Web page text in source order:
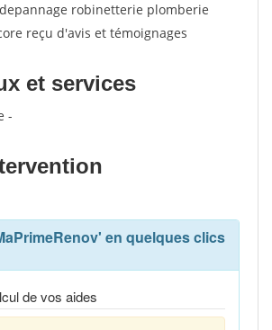
robinetterie plomberie
reçu d'avis et témoignages
et services
-